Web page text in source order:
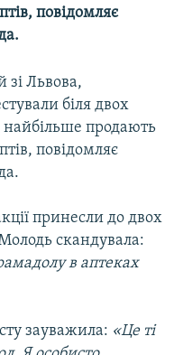
повідомляє
зі Львова,
біля двох
продають
повідомляє
принесли до двох
скандувала:
в аптеках
зауважила: «Це ті